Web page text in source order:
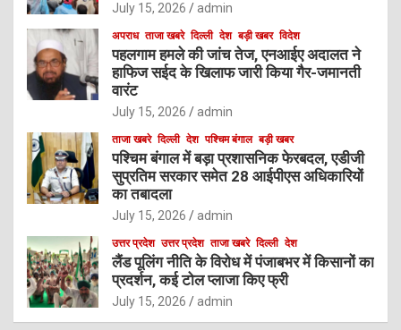
July 15, 2026 admin
अपराध ताजा खबरे दिल्ली देश बड़ी खबर विदेश
पहलगाम हमले की जांच तेज, एनआईए अदालत ने
हाफिज सईद के खिलाफ जारी किया गैर-जमानती
वारंट
July 15, 2026 admin
ताजा खबरे दिल्ली देश पश्चिम बंगाल बड़ी खबर
पश्चिम बंगाल में बड़ा प्रशासनिक फेरबदल, एडीजी
सुप्रतिम सरकार समेत 28 आईपीएस अधिकारियों
का तबादला
July 15, 2026 admin
उत्तर प्रदेश उत्तर प्रदेश ताजा खबरे दिल्ली देश
लैंड पूलिंग नीति के विरोध में पंजाबभर में किसानों का
प्रदर्शन, कई टोल प्लाजा किए फ्री
July 15, 2026 admin